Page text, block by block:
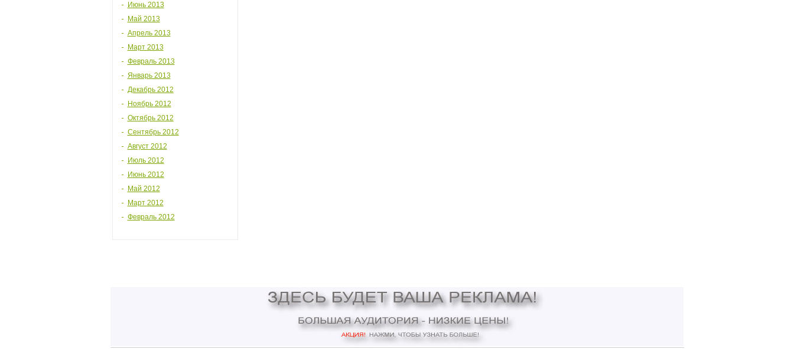
Июнь 2013
Май 2013
Апрель 2013
Март 2013
Февраль 2013
Январь 2013
Декабрь 2012
Ноябрь 2012
Октябрь 2012
Сентябрь 2012
Август 2012
Июль 2012
Июнь 2012
Май 2012
Март 2012
Февраль 2012